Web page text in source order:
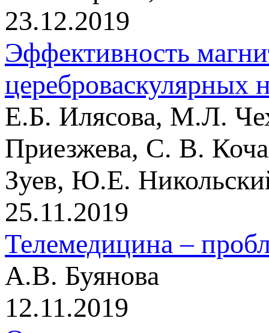
23.12.2019
Эффективность
цереброваскулярных
Е.Б. Илясова, М.Л.
Приезжева, С. В.
Зуев, Ю.Е.
25.11.2019
Телемедицина –
А.В. Буянова
12.11.2019